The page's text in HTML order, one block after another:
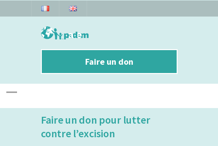
Faire un don
Faire un don pour lutter
contre l’excision